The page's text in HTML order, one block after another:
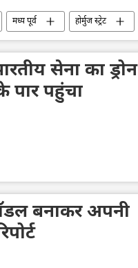
मध्य पूर्व होर्मुज स्ट्रेट
सेना का ड्रोन
पार पहुंचा
बनाकर अपनी